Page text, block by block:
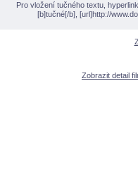
Pro vložení tučného textu,
[b]tučné[/b], [url]http://
Zobrazit detail